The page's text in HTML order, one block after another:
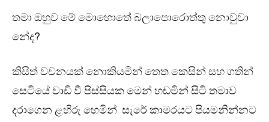
තමා ඔහුව මේ මොහොතේ බලාපොරොත්තු නොවුවා
නේද?
කිසිත් වචනයක් නොකියමින් තෙත කෙසින් සහ ගතින්
සෙටියේ වාඩි වී පිස්සියක මෙන් හඬමින් සිටි තමාව
දරාගෙන ළහිරු හෙමින් සැරේ කාමරයට පියමනින්නට